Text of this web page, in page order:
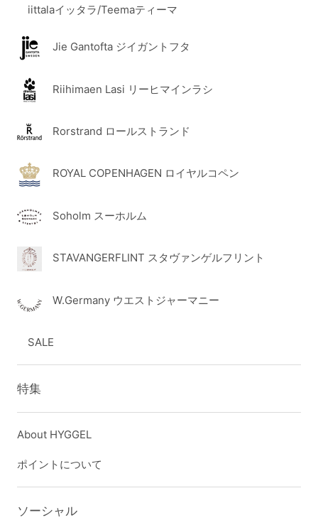
iittalaイッタラ/Teemaティーマ
Jie Gantofta ジイガントフタ
Riihimaen Lasi リーヒマインラシ
Rorstrand ロールストランド
ROYAL COPENHAGEN ロイヤルコペン
Soholm スーホルム
STAVANGERFLINT スタヴァンゲルフリント
W.Germany ウエストジャーマニー
SALE
特集
About HYGGEL
ポイントについて
ソーシャル